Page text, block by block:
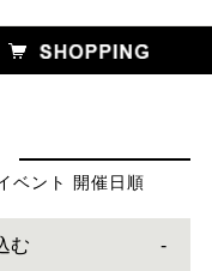
ベント 開催日順
む